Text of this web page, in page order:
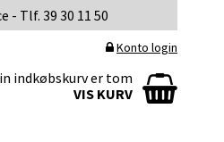
- Tlf. 39 30 11 50
Konto login
indkøbskurv er tom
VIS KURV